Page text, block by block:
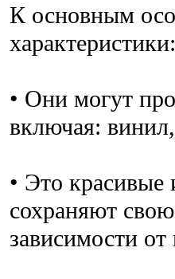
К основным
характеристики:
• Они могут
включая:
• Это красивые
сохраняют
зависимости